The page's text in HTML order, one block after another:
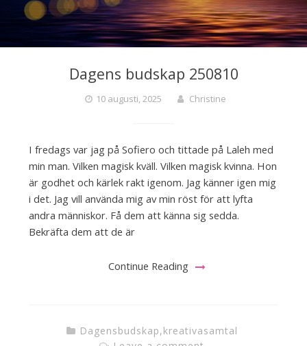
Dagens budskap 250810
10 augusti, 2025 Christine
I fredags var jag på Sofiero och tittade på Laleh med
min man. Vilken magisk kväll. Vilken magisk kvinna. Hon
är godhet och kärlek rakt igenom. Jag känner igen mig
i det. Jag vill använda mig av min röst för att lyfta
andra människor. Få dem att känna sig sedda.
Bekräfta dem att de är
Continue Reading
Dagensbudskap,kreativasamtal